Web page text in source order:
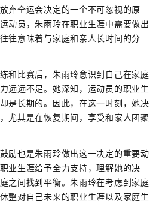
弃全运会决定的一个不可忽视的原
动员，朱雨玲在职业生涯中需要做出
往意味着与家庭和亲人长时间的分
和比赛后，朱雨玲意识到自己在家庭
远远不足。她深知，运动员的职业生
是长期的。因此，在这一时刻，她决
尤其是在恢复期间，享受和家人团聚
励也是朱雨玲做出这一决定的重要动
业生涯给予全力支持，理解她的决
之间找到平衡。朱雨玲在考虑到家庭
整对自己未来的职业生涯以及家庭生